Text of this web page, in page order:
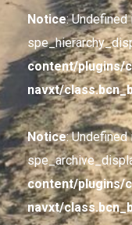
Notice:
content/plugins/
navxt/
Notice:
content/plugins/
navxt/